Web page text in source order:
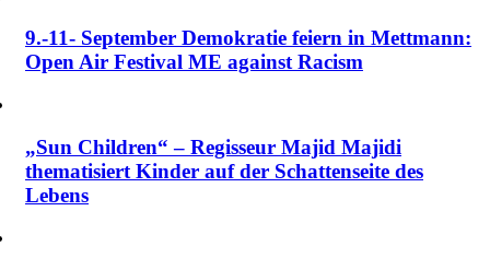
9.-11- September Demokratie feiern in Mettmann:
Open Air Festival ME against Racism
„Sun Children“ – Regisseur Majid Majidi
thematisiert Kinder auf der Schattenseite des
Lebens